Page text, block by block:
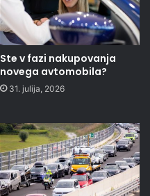
Ste v fazi nakupovanja
novega avtomobila?
31. julija, 2026